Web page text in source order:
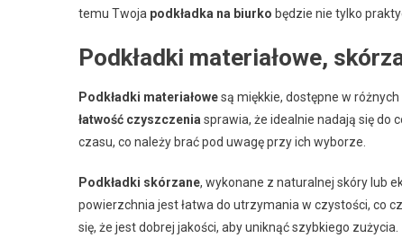
temu Twoja podkładka na biurko będzie nie tylko
Podkładki materiałowe,
Podkładki materiałowesą miękkie, dostępne w
łatwość czyszczeniasprawia, że idealnie nadają się do
czasu, co należy brać pod uwagę przy ich wyborze.
Podkładki skórzane, wykonane z naturalnej skóry lub
powierzchnia jest łatwa do utrzymania w czystości, co
się, że jest dobrej jakości, aby uniknąć szybkiego zużycia.